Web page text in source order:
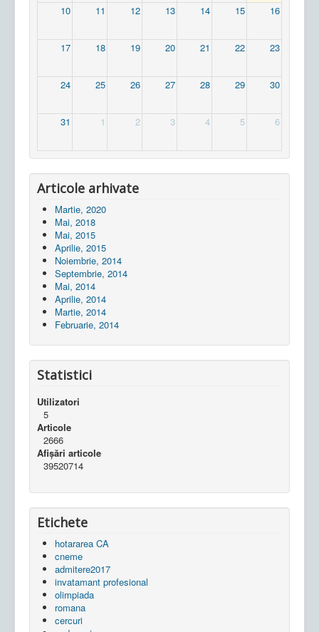
10 11 12 13 14 15 16
17 18 19 20 21 22 23
24 25 26 27 28 29 30
31 1 2 3 4 5 6
Articole arhivate
Martie, 2020
Mai, 2018
Mai, 2015
Aprilie, 2015
Noiembrie, 2014
Septembrie, 2014
Mai, 2014
Aprilie, 2014
Martie, 2014
Februarie, 2014
Statistici
Utilizatori
5
Articole
2666
Afișări articole
39520714
Etichete
hotararea CA
cneme
admitere2017
invatamant profesional
olimpiada
romana
cercuri